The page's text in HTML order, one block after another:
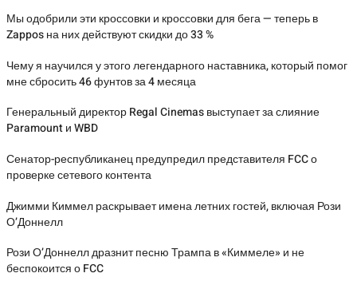
Мы одобрили эти кроссовки и кроссовки для бега — теперь в
Zappos на них действуют скидки до 33 %
Чему я научился у этого легендарного наставника, который помог
мне сбросить 46 фунтов за 4 месяца
Генеральный директор Regal Cinemas выступает за слияние
Paramount и WBD
Сенатор-республиканец предупредил представителя FCC о
проверке сетевого контента
Джимми Киммел раскрывает имена летних гостей, включая Рози
О’Доннелл
Рози О’Доннелл дразнит песню Трампа в «Киммеле» и не
беспокоится о FCC